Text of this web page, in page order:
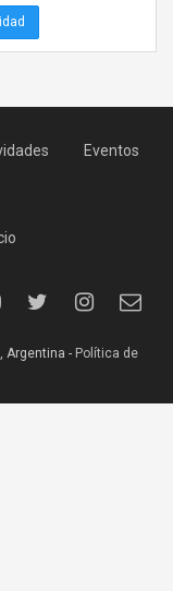
Eventos
Argentina - Política de